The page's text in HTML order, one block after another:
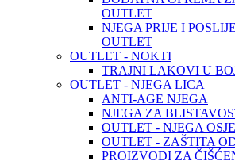
OUTLET
NJEGA PRIJE I
OUTLET
OUTLET - NOKTI
TRAJNI LAKOVI U
OUTLET - NJEGA LICA
ANTI-AGE NJEGA
NJEGA ZA
OUTLET - NJEGA
OUTLET - ZAŠTITA
PROIZVODI ZA